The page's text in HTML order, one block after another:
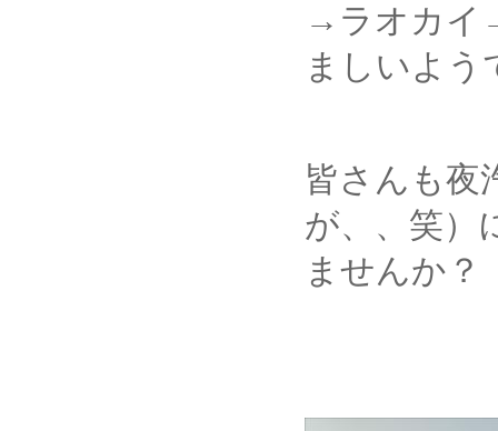
→ラオカイ
ましいよう
皆さんも夜
が、、笑）
ませんか？